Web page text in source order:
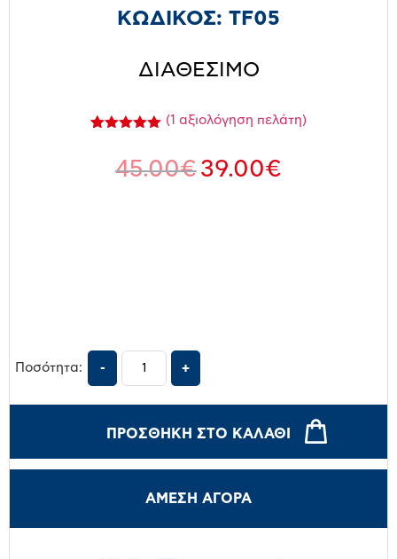
ΚΩΔΙΚΟΣ: TF05
ΔΙΑΘΕΣΙΜΟ
από 5 με
βάση
(1 αξιολόγηση πελάτη)
45.00€39.00€
Ποσότητα:
ΠΡΟΣΘΉΚΗ ΣΤΟ ΚΑΛΆΘΙ
ΑΜΕΣΗ ΑΓΟΡΑ